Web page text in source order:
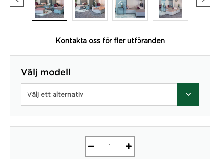
Kontakta oss för fler utföranden
Välj modell
Välj ett alternativ
Tillbehör